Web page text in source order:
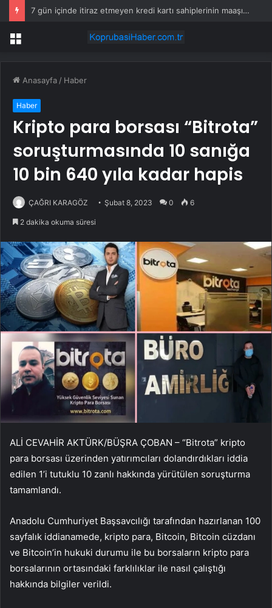
7 gün içinde itiraz etmeyen kredi kartı sahiplerinin maaşına haciz gelecek
Menü
Anasayfa / Haber
Haber
Kripto para borsası “Bitrota”
soruşturmasında 10 sanığa
10 bin 640 yıla kadar hapis
ÇAĞRI KARAGÖZ Şubat 8, 2023 0 6
2 dakika okuma süresi
ALİ CEVAHİR AKTÜRK/BÜŞRA ÇOBAN – “Bitrota” kripto
para borsası üzerinden yatırımcıları dolandırdıkları iddia
edilen 1’i tutuklu 10 zanlı hakkında yürütülen soruşturma
tamamlandı.
Anadolu Cumhuriyet Başsavcılığı tarafından hazırlanan 100
sayfalık iddianamede, kripto para, Bitcoin, Bitcoin cüzdanı
ve Bitcoin’in hukuki durumu ile bu borsaların kripto para
borsalarının ortasındaki farklılıklar ile nasıl çalıştığı
hakkında bilgiler verildi.